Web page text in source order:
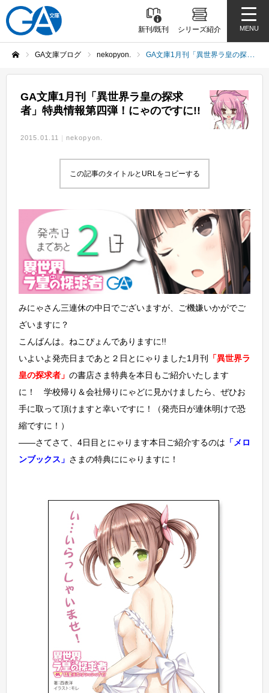
新刊/既刊 シリーズ紹介 MENU
GA文庫ブログ nekopyon. GA文庫1月刊「異世界ラ皇の探求者」特典情報第四弾！にゃのですに!!
GA文庫1月刊「異世界ラ皇の探求
者」特典情報第四弾！にゃのですに!!
2015.01.11 nekopyon.
この記事のタイトルとURLをコピーする
みにゃさん三連休の中日でございますが、ご機嫌いかがでご
ざいますに？
こんばんは。ねこぴょんでありますに!!
いよいよ発売日まであと２日とにゃりました1月刊
「異世界ラ
皇の探求者」 の書店さま特典を本日もご紹介いたします
に！ 学校帰り＆会社帰りにゃどに見かけましたら、ぜひお
手に取って頂けますと幸いですに！（発売日が連休明けで恐
縮ですに！）
――さてさて、4日目とにゃります本日ご紹介するのは 「メロ
ンブックス」 さまの特典ににゃりますに！